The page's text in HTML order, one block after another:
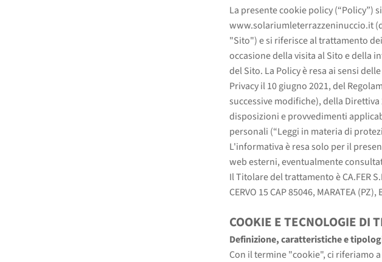
La presente cookie policy (“Policy”)
www.solariumleterrazzeninuccio.it
"Sito") e si riferisce al trattamento
occasione della visita al Sito e della
del Sito. La Policy è resa ai sensi
Privacy il 10 giugno 2021, del
successive modifiche), della
disposizioni e provvedimenti
personali (“Leggi in materia di
L'informativa è resa solo per il
web esterni, eventualmente
Il Titolare del trattamento è CA.FER
CERVO 15 CAP 85046, MARATEA
COOKIE E TECNOLOGIE DI
Definizione, caratteristiche e
Con il termine "cookie", ci riferiamo